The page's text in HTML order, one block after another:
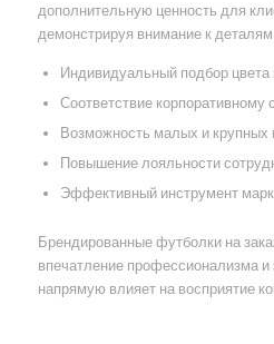
дополнительную ценность для
демонстрируя внимание к
Индивидуальный подбор
Соответствие корпоративному
Возможность малых и крупных
Повышение лояльности
Эффективный инструмент
Брендированные футболки на
впечатление профессионализма и
напрямую влияет на восприятие